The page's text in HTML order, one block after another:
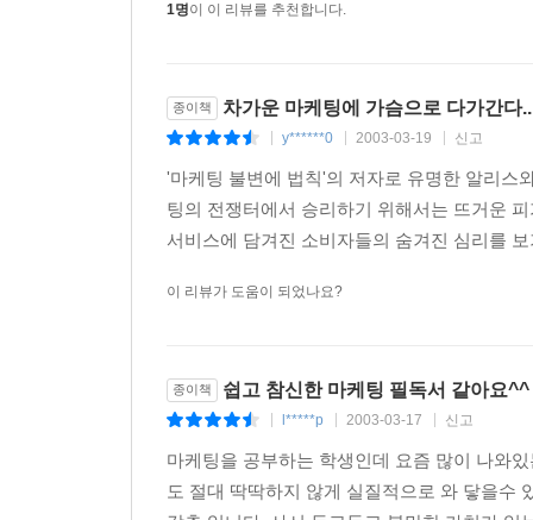
2. 자동차는 안정과 자신감을 준다
5. 카센터는 고객의 진지한 자문역
6. 주유소는 정식적 친구역할을 해주어야 한다
Chapter 7 스포츠 오락
2. 낚시는 원시의 자유이다
5. 장남감은 사랑이다
Chapter 8 기호식품
1명이 이 리뷰를 추천합니다.
종이책 차가운 마케팅에 가슴으로 다가간다
y******0 2003-03-19 신고
'마케팅 불변에 법칙'의 저자로 유명한 알리스
팅의 전쟁터에서 승리하기 위해서는 뜨거운
서비스에 담겨진 소비자들의 숨겨진 심리를
이 리뷰가 도움이 되었나요?
종이책 쉽고 참신한 마케팅 필독서 같아요
l*****p 2003-03-17 신고
마케팅을 공부하는 학생인데 요즘 많이 나와
도 절대 딱딱하지 않게 실질적으로 와 닿을수